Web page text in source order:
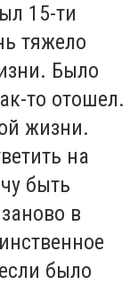
15-ти
тяжело
Было
то отошел.
жизни.
на
быть
в
было